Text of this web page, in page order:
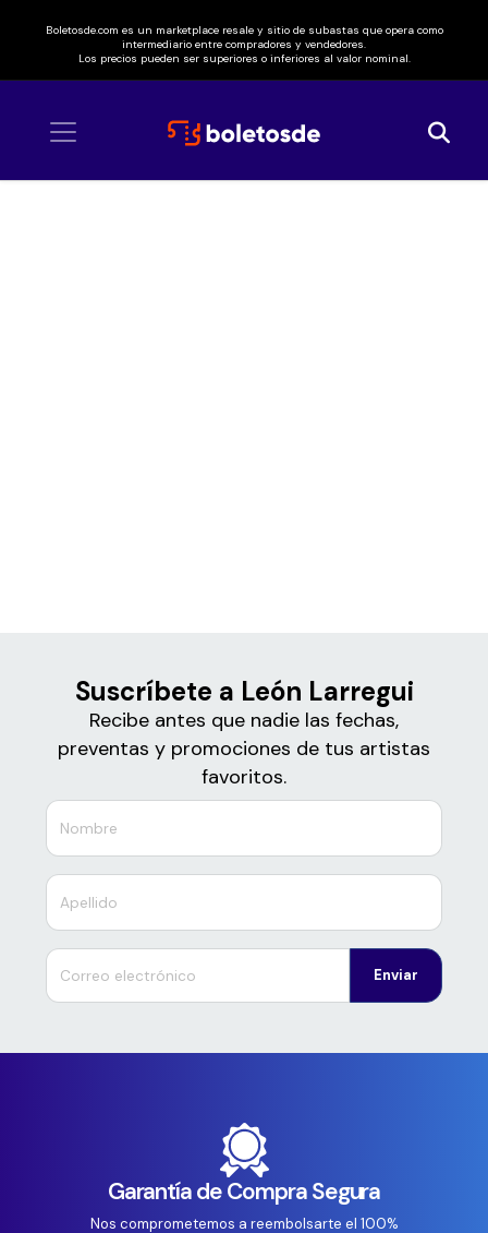
Boletosde.com es un marketplace resale y sitio de subastas que opera como
intermediario entre compradores y vendedores.
Los precios pueden ser superiores o inferiores al valor nominal.
Suscríbete a León Larregui
Recibe antes que nadie las fechas,
preventas y promociones de tus artistas
favoritos.
Enviar
Garantía de Compra Segura
Nos comprometemos a reembolsarte el 100%